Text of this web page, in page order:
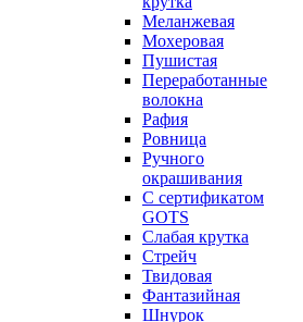
Меланжевая
Мохеровая
Пушистая
Переработанные
волокна
Рафия
Ровница
Ручного
окрашивания
С сертификатом
GOTS
Слабая крутка
Стрейч
Твидовая
Фантазийная
Шнурок